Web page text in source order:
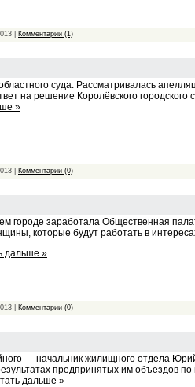
Комментарии (1)
суда. Рассматривалась
на решение Королёвского городского
»
Комментарии (0)
городе заработала Общественная
которые будут работать в
дальше »
Комментарии (0)
— начальник жилищного отдела
предпринятых им объездов по
дальше »